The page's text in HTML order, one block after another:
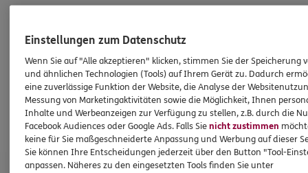
Unsere Agentur
Standorte
Sponsoring
Versorgung des Unternehmers
ERGO Versicherung Holm-Uwe Kutzner
Einstellungen zum Datenschutz
Wenn Sie auf "Alle akzeptieren" klicken, stimmen Sie der Speicherung
und ähnlichen Technologien (Tools) auf Ihrem Gerät zu. Dadurch
eine zuverlässige Funktion der Website, die Analyse der
Messung von Marketingaktivitäten sowie die Möglichkeit, Ihnen
Inhalte und Werbeanzeigen zur Verfügung zu stellen, z.B. durch die
Facebook Audiences oder Google Ads. Falls Sienicht zustimmen
keine für Sie maßgeschneiderte Anpassung und Werbung auf dieser
Sie können Ihre Entscheidungen jederzeit über den Button "Tool-
anpassen. Näheres zu den eingesetzten Tools finden Sie unter